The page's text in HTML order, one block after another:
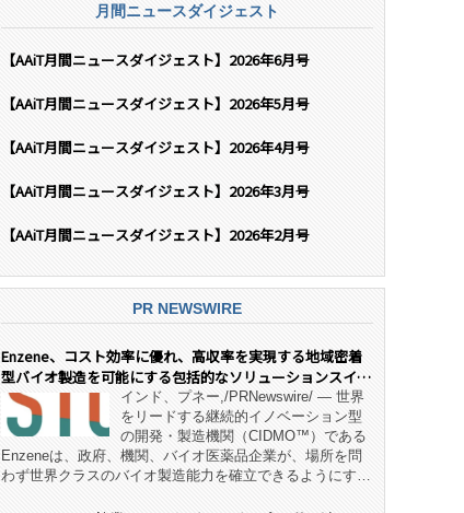
月間ニュースダイジェスト
【AAiT月間ニュースダイジェスト】2026年6月号
【AAiT月間ニュースダイジェスト】2026年5月号
【AAiT月間ニュースダイジェスト】2026年4月号
【AAiT月間ニュースダイジェスト】2026年3月号
【AAiT月間ニュースダイジェスト】2026年2月号
PR NEWSWIRE
Enzene、コスト効率に優れ、高収率を実現する地域密着
型バイオ製造を可能にする包括的なソリューションスイー
ト「NeX™」 をリリースインド、プネー,/PRNewswire/ — 世界
をリードする継続的イノベーション型
の開発・製造機関（CIDMO™）である
Enzeneは、政府、機関、バイオ医薬品企業が、場所を問
わず世界クラスのバイオ製造能力を確立できるようにす